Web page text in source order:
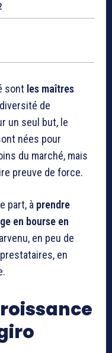
sont les maîtres
de
un seul but, le
nées pour
du marché, mais
preuve de force.
part, à prendre
en bourse en
en peu de
en